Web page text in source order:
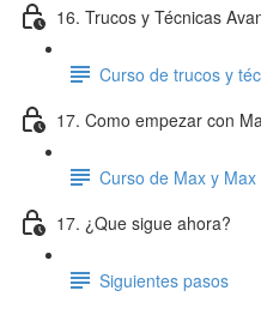
16. Trucos y Técnicas
Curso de trucos y
17. Como empezar con
Curso de Max y
17. ¿Que sigue ahora?
Siguientes pasos